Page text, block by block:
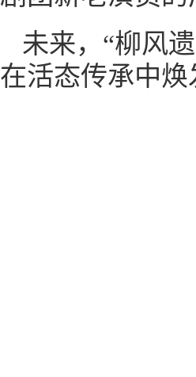
未来，“柳风
在活态传承中